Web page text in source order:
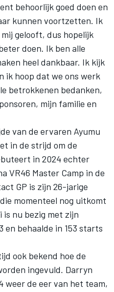
behoorlijk goed doen en
kunnen voortzetten. Ik
gelooft, dus hopelijk
doen. Ik ben alle
heel dankbaar. Ik kijk
ik hoop dat we ons werk
betrokkenen bedanken,
mijn familie en
van de ervaren Ayumu
in de strijd om de
in 2024 echter
VR46 Master Camp in de
GP is zijn 26-jarige
momenteel nog uitkomt
is nu bezig met zijn
en behaalde in 153 starts
ook bekend hoe de
ingevuld. Darryn
weer de eer van het team,